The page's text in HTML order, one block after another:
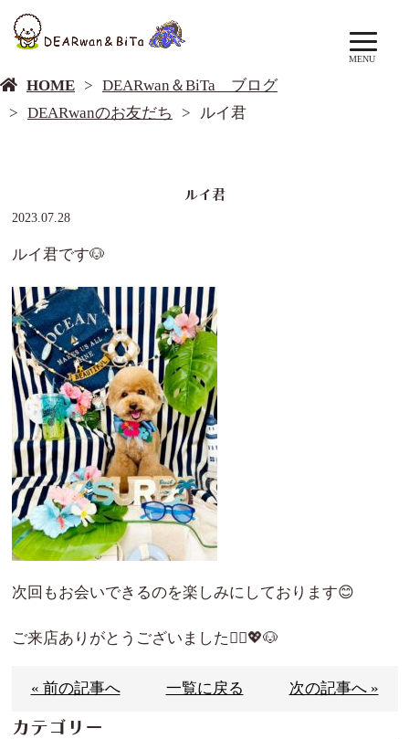
MENU
HOME
DEARwan＆BiTa ブログ
DEARwanのお友だち
ルイ君
ルイ君
2023.07.28
ルイ君です🐶
次回もお会いできるのを楽しみにしております😊
ご来店ありがとうございました🙇‍♀️💖🐶
« 前の記事へ 一覧に戻る 次の記事へ »
カテゴリー